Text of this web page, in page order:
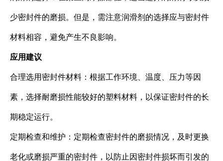
少密封件的磨损。但是，需注意润滑剂的选择应与密封件
材料相容，避免产生不良影响。
应用建议
合理选用密封件材料：根据工作环境、温度、压力等因
素，选择耐磨损性能较好的塑料材料，以保证密封件的长
期稳定运行。
定期检查和维护：定期检查密封件的磨损情况，及时更换
老化或磨损严重的密封件，以防止因密封件损坏而引发的